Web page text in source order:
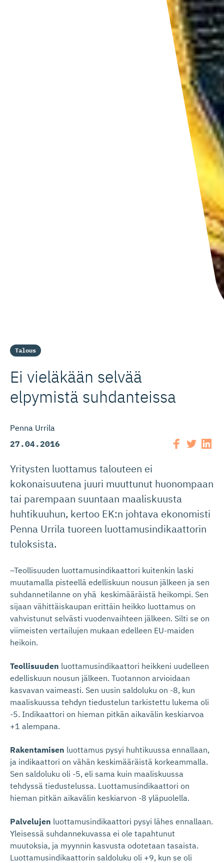
Talous
Ei vieläkään selvää
elpymistä suhdanteissa
Penna Urrila
27.04.2016
Yritysten luottamus talouteen ei
kokonaisuutena juuri muuttunut huonompaan
tai parempaan suuntaan maaliskuusta
huhtikuuhun, kertoo EK:n johtava ekonomisti
Penna Urrila tuoreen luottamusindikaattorin
tuloksista.
–Teollisuuden luottamusindikaattori kuitenkin laski
muutamalla pisteellä edelliskuun nousun jälkeen ja sen
suhdannetilanne on yhä keskimääräistä heikompi. Sen
sijaan vähittäiskaupan erittäin heikko luottamus on
vahvistunut selvästi vuodenvaihteen jälkeen. Silti se on
viimeisten vertailujen mukaan edelleen EU-maiden
heikoin.
Teollisuuden luottamusindikaattori heikkeni uudelleen
edelliskuun nousun jälkeen. Tuotannon arvioidaan
kasvavan vaimeasti. Sen uusin saldoluku on -8, kun
maaliskuussa tehdyn tiedustelun tarkistettu lukema oli
-5. Indikaattori on hieman pitkän aikavälin keskiarvoa
+1 alempana.
Rakentamisen luottamus pysyi huhtikuussa ennallaan,
ja indikaattori on vähän keskimääräistä korkeammalla.
Sen saldoluku oli -5, eli sama kuin maaliskuussa
tehdyssä tiedustelussa. Luottamusindikaattori on
hieman pitkän aikavälin keskiarvon -8 yläpuolella.
Palvelujen luottamusindikaattori pysyi lähes ennallaan.
Yleisessä suhdannekuvassa ei ole tapahtunut
muutoksia, ja myynnin kasvusta odotetaan tasaista.
Luottamusindikaattorin saldoluku oli +9, kun se oli